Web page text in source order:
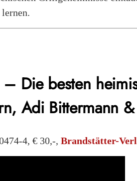
– Die besten
Adi Bittermann
4, € 30,-, Brandstätter-